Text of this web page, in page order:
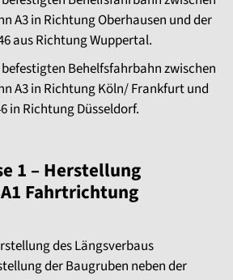
A3 in Richtung Oberhausen und der
aus Richtung Wuppertal.
Behelfsfahrbahn zwischen
A3 in Richtung Köln/ Frankfurt und
in Richtung Düsseldorf.
1 – Herstellung
Fahrtrichtung
des Längsverbaus
der Baugruben neben der